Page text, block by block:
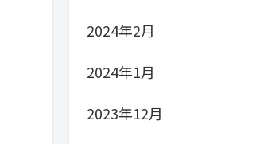
2024年2月
2024年1月
2023年12月